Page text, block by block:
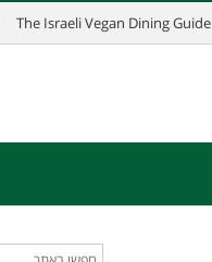
The Israeli Vegan Dining Guide